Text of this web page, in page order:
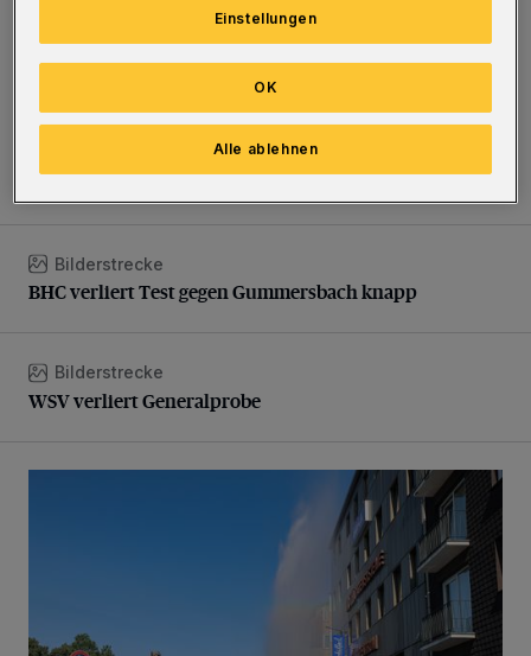
Sommer in der Elberfelder City
BHC verliert Test gegen Gummersbach knapp
Bilderstrecke
BHC verliert Test gegen Gummersbach knapp
WSV verliert Generalprobe
Bilderstrecke
WSV verliert Generalprobe
Einstellungen
Alle ablehnen
OK